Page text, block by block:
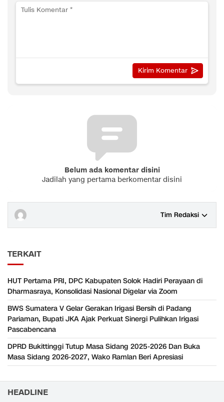
Belum ada komentar disini
Jadilah yang pertama berkomentar disini
Tim Redaksi
TERKAIT
HUT Pertama PRI, DPC Kabupaten Solok Hadiri Perayaan di
Dharmasraya, Konsolidasi Nasional Digelar via Zoom
‎BWS Sumatera V Gelar Gerakan Irigasi Bersih di Padang
Pariaman, Bupati JKA Ajak Perkuat Sinergi Pulihkan Irigasi
Pascabencana
DPRD Bukittinggi Tutup Masa Sidang 2025-2026 Dan Buka
Masa Sidang 2026-2027, Wako Ramlan Beri Apresiasi
HEADLINE